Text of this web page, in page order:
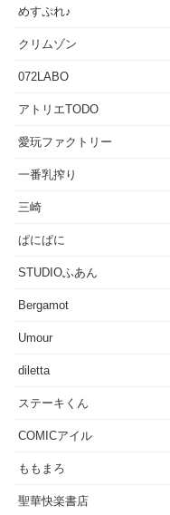
めすぷれ♪
クリムゾン
072LABO
アトリエTODO
愛玩ファクトリー
一番乳搾り
三崎
ぱにぱに
STUDIOふあん
Bergamot
Umour
diletta
ステーキくん
COMICアイル
ももまろ
聖華快楽書店